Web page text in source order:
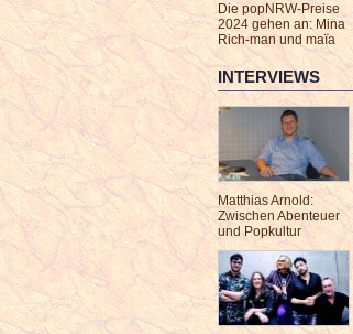
Die popNRW-Preise
2024 gehen an: Mina
Rich-man und maïa
INTERVIEWS
Matthias Arnold:
Zwischen Abenteuer
und Popkultur